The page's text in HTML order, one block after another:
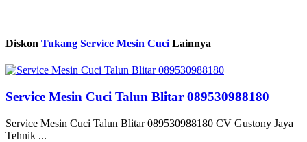
Diskon Tukang Service Mesin Cuci Lainnya
Service Mesin Cuci Talun Blitar 089530988180
Service Mesin Cuci Talun Blitar 089530988180 CV Gustony Jaya
Tehnik ...